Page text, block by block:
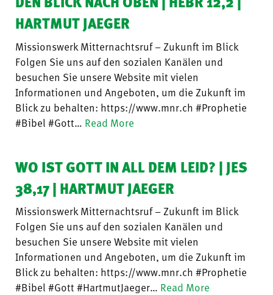
HARTMUT JAEGER
Missionswerk Mitternachtsruf – Zukunft im Blick
Folgen Sie uns auf den sozialen Kanälen und
besuchen Sie unsere Website mit vielen
Informationen und Angeboten, um die Zukunft im
Blick zu behalten: https://www.mnr.ch #Prophetie
#Bibel #Gott… Read More
WO IST GOTT IN ALL DEM LEID? | JES
38,17 | HARTMUT JAEGER
Missionswerk Mitternachtsruf – Zukunft im Blick
Folgen Sie uns auf den sozialen Kanälen und
besuchen Sie unsere Website mit vielen
Informationen und Angeboten, um die Zukunft im
Blick zu behalten: https://www.mnr.ch #Prophetie
#Bibel #Gott #HartmutJaeger… Read More